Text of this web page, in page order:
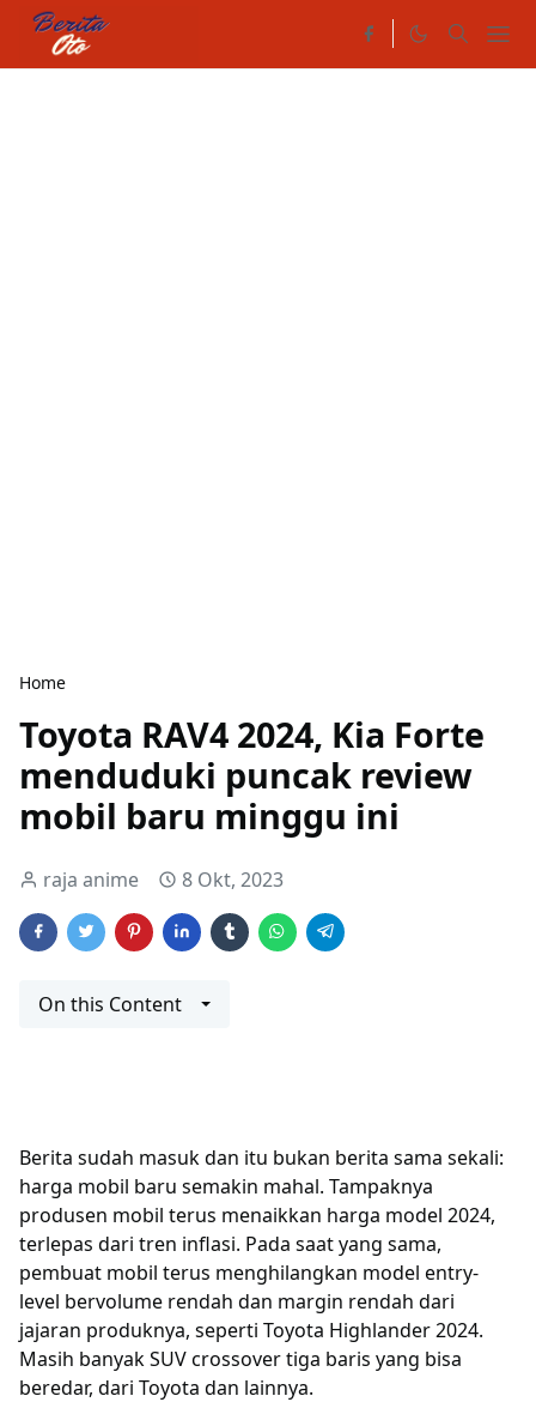
Home
Toyota RAV4 2024, Kia Forte
menduduki puncak review
mobil baru minggu ini
raja anime 8 Okt, 2023
On this Content
Berita sudah masuk dan itu bukan berita sama sekali:
harga mobil baru semakin mahal. Tampaknya
produsen mobil terus menaikkan harga model 2024,
terlepas dari tren inflasi. Pada saat yang sama,
pembuat mobil terus menghilangkan model entry-
level bervolume rendah dan margin rendah dari
jajaran produknya, seperti Toyota Highlander 2024.
Masih banyak SUV crossover tiga baris yang bisa
beredar, dari Toyota dan lainnya.